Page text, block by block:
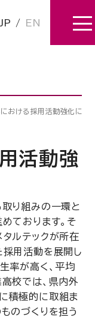
/ EN
おける採用活動強化に向
活動強
り組みの一環と
ております。そ
ルテックが所在
採用活動を展開し
率が高く、平均
校では、県内外
積極的に取組ま
のづくりを担う